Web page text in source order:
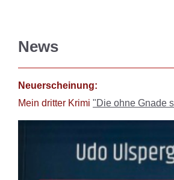
News
Neuerscheinung:
Mein dritter Krimi "Die ohne Gnade